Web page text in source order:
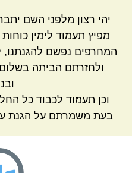
יהי רצון מלפני השם
מפיץ תעמוד לימין
המחרפים נפשם
ולחזרתם הביתה
וכן תעמוד לכבוד כל
בעת משמרתם על הגנת